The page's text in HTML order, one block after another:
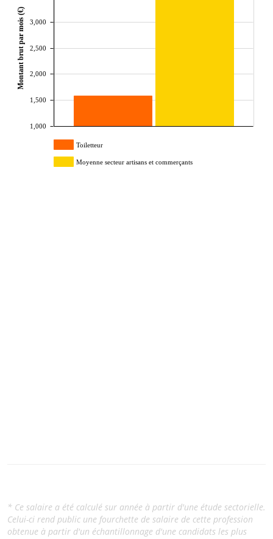
1,000
1,500
2,000
2,500
3,000
Montant brut par mois (€)
Toiletteur
Moyenne secteur artisans et commerçants
* Ce salaire a été calculé sur année à partir d'une étude sectorielle.
Celui-ci rend public une fourchette de salaire de cette profession
obtenue à partir d'un échantillonnage d'une candidats les plus